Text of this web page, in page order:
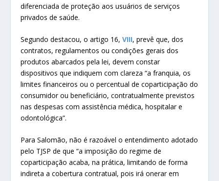
diferenciada de proteção aos usuários de serviços
privados de saúde.
Segundo destacou, o artigo 16,VIII, prevê que, dos
contratos, regulamentos ou condições gerais dos
produtos abarcados pela lei, devem constar
dispositivos que indiquem com clareza “a franquia, os
limites financeiros ou o percentual de coparticipação do
consumidor ou beneficiário, contratualmente previstos
nas despesas com assistência médica, hospitalar e
odontológica”.
Para Salomão, não é razoável o entendimento adotado
pelo TJSP de que “a imposição do regime de
coparticipação acaba, na prática, limitando de forma
indireta a cobertura contratual, pois irá onerar em